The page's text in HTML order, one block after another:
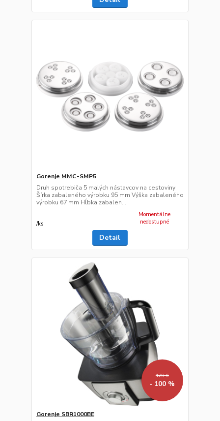
Gorenje MMC-SMP5
Druh spotrebiča 5 malých nástavcov na cestoviny
Šírka zabaleného výrobku 95 mm Výška zabaleného
výrobku 67 mm Hĺbka zabalen...
/ks
Momentálne
nedostupné
Detail
129 €
- 100 %
Gorenje SBR1000BE